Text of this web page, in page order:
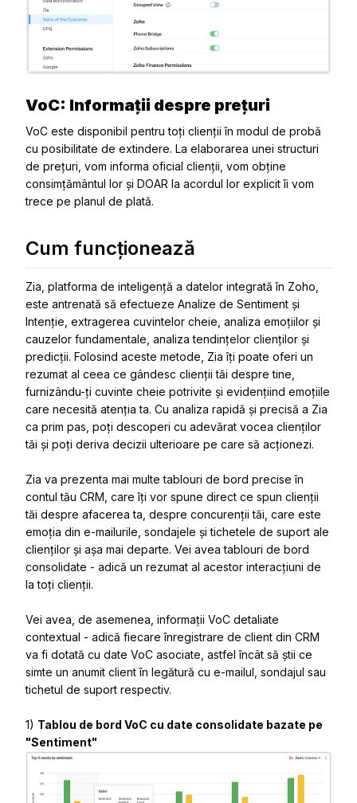
VoC: Informații despre prețuri
VoC este disponibil pentru toți clienții în modul de probă
cu posibilitate de extindere. La elaborarea unei structuri
de prețuri, vom informa oficial clienții, vom obține
consimțământul lor și DOAR la acordul lor explicit îi vom
trece pe planul de plată.
Cum funcționează
Zia, platforma de inteligență a datelor integrată în Zoho,
este antrenată să efectueze Analize de Sentiment și
Intenție, extragerea cuvintelor cheie, analiza emoțiilor și
cauzelor fundamentale, analiza tendințelor clienților și
predicții. Folosind aceste metode, Zia îți poate oferi un
rezumat al ceea ce gândesc clienții tăi despre tine,
furnizându-ți cuvinte cheie potrivite și evidențiind emoțiile
care necesită atenția ta. Cu analiza rapidă și precisă a Zia
ca prim pas, poți descoperi cu adevărat vocea clienților
tăi și poți deriva decizii ulterioare pe care să acționezi.
Zia va prezenta mai multe tablouri de bord precise în
contul tău CRM, care îți vor spune direct ce spun clienții
tăi despre afacerea ta, despre concurenții tăi, care este
emoția din e-mailurile, sondajele și tichetele de suport ale
clienților și așa mai departe. Vei avea tablouri de bord
consolidate - adică un rezumat al acestor interacțiuni de
la toți clienții.
Vei avea, de asemenea, informații VoC detaliate
contextual - adică fiecare înregistrare de client din CRM
va fi dotată cu date VoC asociate, astfel încât să știi ce
simte un anumit client în legătură cu e-mailul, sondajul sau
tichetul de suport respectiv.
1) Tablou de bord VoC cu date consolidate bazate pe
"Sentiment"